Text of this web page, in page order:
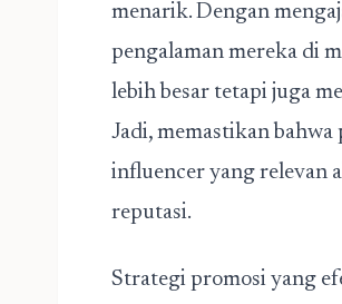
menarik. Dengan
pengalaman mereka di
lebih besar tetapi juga
Jadi, memastikan bahwa
influencer yang relevan
reputasi.
Strategi promosi yang